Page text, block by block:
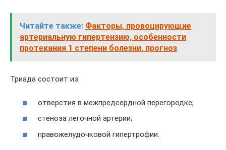
Читайте также: Факторы, провоцирующие
артериальную гипертензию, особенности
протекания 1 степени болезни, прогноз
Триада состоит из:
отверстия в межпредсердной перегородке;
стеноза легочной артерии;
правожелудочковой гипертрофии.